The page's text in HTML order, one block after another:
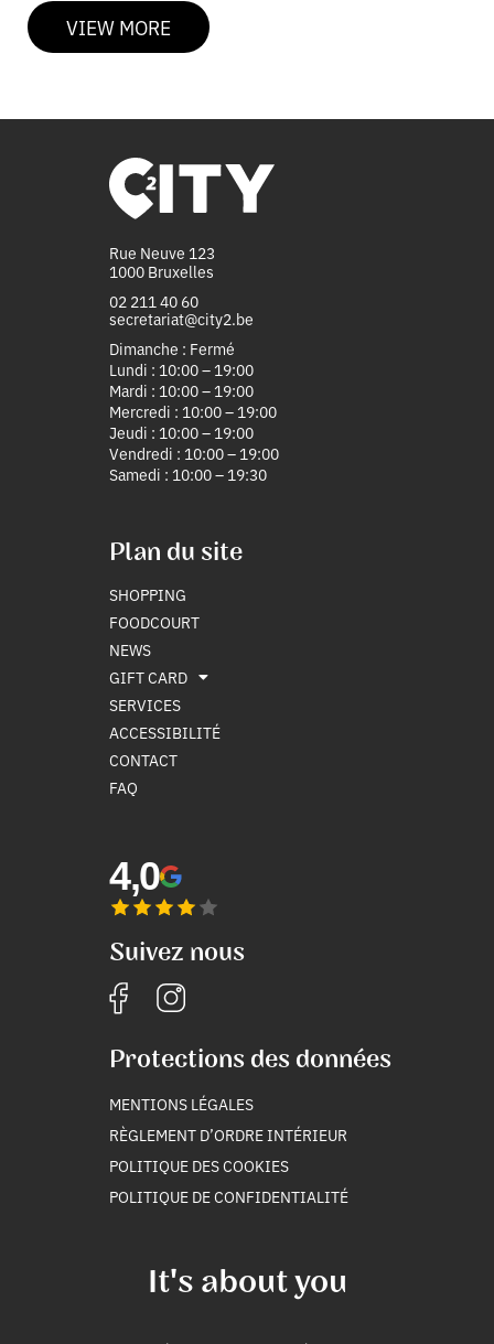
VIEW MORE
Rue Neuve 123
1000 Bruxelles
02 211 40 60
secretariat@city2.be
Dimanche : Fermé
Lundi : 10:00 – 19:00
Mardi : 10:00 – 19:00
Mercredi : 10:00 – 19:00
Jeudi : 10:00 – 19:00
Vendredi : 10:00 – 19:00
Samedi : 10:00 – 19:30
Plan du site
SHOPPING
FOODCOURT
NEWS
GIFT CARD
SERVICES
ACCESSIBILITÉ
CONTACT
FAQ
It's about you
4,0
Suivez nous
Protections des données
MENTIONS LÉGALES
RÈGLEMENT D’ORDRE INTÉRIEUR
POLITIQUE DES COOKIES
POLITIQUE DE CONFIDENTIALITÉ